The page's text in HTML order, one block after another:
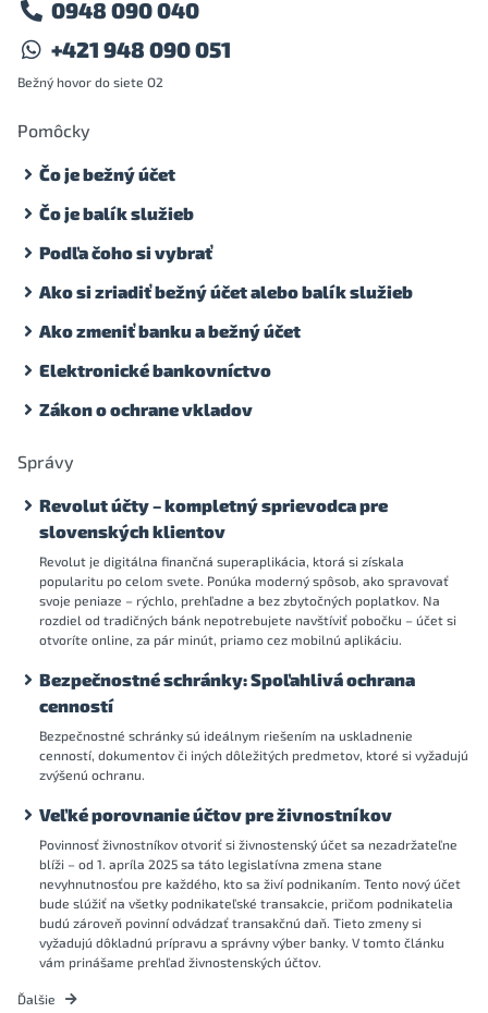
0948 090 040
+421 948 090 051
Bežný hovor do siete O2
Pomôcky
Čo je bežný účet
Čo je balík služieb
Podľa čoho si vybrať
Ako si zriadiť bežný účet alebo balík služieb
Ako zmeniť banku a bežný účet
Elektronické bankovníctvo
Zákon o ochrane vkladov
Správy
Revolut účty – kompletný sprievodca pre
slovenských klientov
Revolut je digitálna finančná superaplikácia, ktorá si získala
popularitu po celom svete. Ponúka moderný spôsob, ako spravovať
svoje peniaze – rýchlo, prehľadne a bez zbytočných poplatkov. Na
rozdiel od tradičných bánk nepotrebujete navštíviť pobočku – účet si
otvoríte online, za pár minút, priamo cez mobilnú aplikáciu.
Bezpečnostné schránky: Spoľahlivá ochrana
cenností
Bezpečnostné schránky sú ideálnym riešením na uskladnenie
cenností, dokumentov či iných dôležitých predmetov, ktoré si vyžadujú
zvýšenú ochranu.
Veľké porovnanie účtov pre živnostníkov
Povinnosť živnostníkov otvoriť si živnostenský účet sa nezadržateľne
blíži – od 1. apríla 2025 sa táto legislatívna zmena stane
nevyhnutnosťou pre každého, kto sa živí podnikaním. Tento nový účet
bude slúžiť na všetky podnikateľské transakcie, pričom podnikatelia
budú zároveň povinní odvádzať transakčnú daň. Tieto zmeny si
vyžadujú dôkladnú prípravu a správny výber banky. V tomto článku
vám prinášame prehľad živnostenských účtov.
Ďalšie